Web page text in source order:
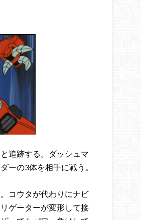
追跡する。ダッシュマ
ーの3体を相手に戦う。
コウタが代わりにナビ
ゲーターが変形して接